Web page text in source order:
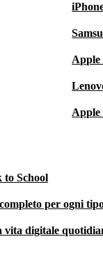
Apple
Apple
to School
per ogni
vita digitale